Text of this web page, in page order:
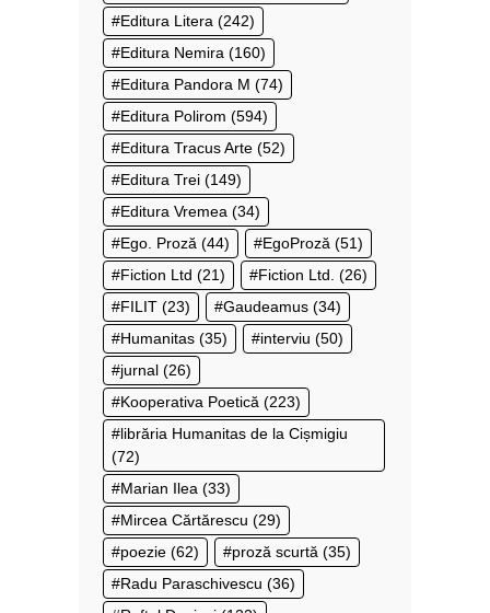
Editura Litera (242)
Editura Nemira (160)
Editura Pandora M (74)
Editura Polirom (594)
Editura Tracus Arte (52)
Editura Trei (149)
Editura Vremea (34)
Ego. Proză (44) EgoProză (51)
Fiction Ltd (21) Fiction Ltd. (26)
FILIT (23) Gaudeamus (34)
Humanitas (35) interviu (50)
jurnal (26)
Kooperativa Poetică (223)
librăria Humanitas de la Cișmigiu
(72)
Marian Ilea (33)
Mircea Cărtărescu (29)
poezie (62) proză scurtă (35)
Radu Paraschivescu (36)